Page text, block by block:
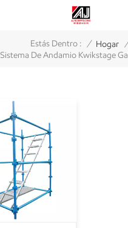
Estás Dentro : / Hogar /
Sistema De Andamio Kwikstage